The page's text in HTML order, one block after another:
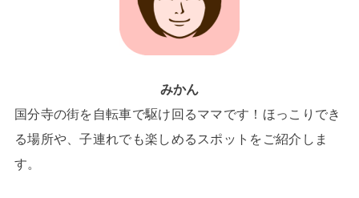
みかん
国分寺の街を自転車で駆け回るママです！ほっこりでき
る場所や、子連れでも楽しめるスポットをご紹介しま
す。